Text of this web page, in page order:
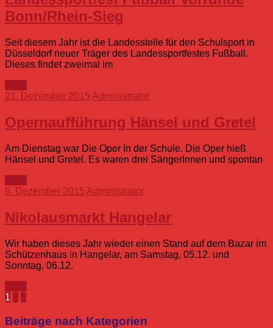
Bonn/Rhein-Sieg
Seit diesem Jahr ist die Landesstelle für den Schulsport in
Düsseldorf neuer Träger des Landessportfestes Fußball.
Dieses findet zweimal im
21. Dezember 2015 Administrator
Opernaufführung Hänsel und Gretel
Am Dienstag war Die Oper In der Schule. Die Oper hieß
Hänsel und Gretel. Es waren drei SängerInnen und spontan
6. Dezember 2015 Administrator
Nikolausmarkt Hangelar
Wir haben dieses Jahr wieder einen Stand auf dem Bazar im
Schützenhaus in Hangelar, am Samstag, 05.12. und
Sonntag, 06.12.
Seitennummerierung
der
1
Beiträge nach Kategorien